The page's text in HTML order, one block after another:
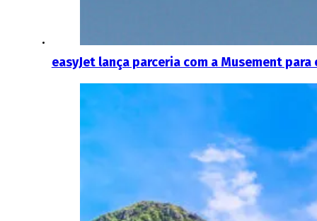
easyJet lança parceria com a Musement